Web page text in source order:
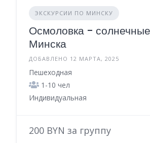
ЭКСКУРСИИ ПО МИНСКУ
Осмоловка -
Минска
ДОБАВЛЕНО 12 МАРТА, 2025
Пешеходная
1-10 чел
Индивидуальная
200 BYN за группу